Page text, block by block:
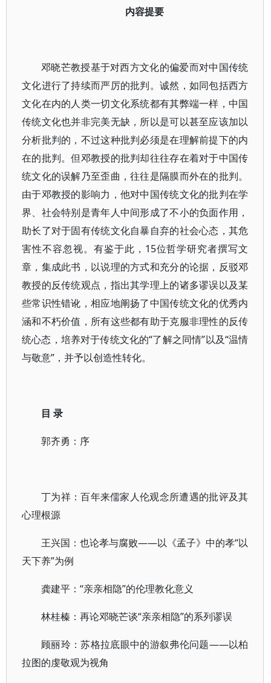
内容提要
邓晓芒教授基于对西方文化的偏爱而对中国传统
文化进行了持续而严厉的批判。诚然，如同包括西方
文化在内的人类一切文化系统都有其弊端一样，中国
传统文化也并非完美无缺，所以是可以甚至应该加以
分析批判的，不过这种批判必须是在理解前提下的内
在的批判。但邓教授的批判却往往存在着对于中国传
统文化的误解乃至歪曲，往往是隔膜而外在的批判。
由于邓教授的影响力，他对中国传统文化的批判在学
界、社会特别是青年人中间形成了不小的负面作用，
助长了对于固有传统文化自暴自弃的社会心态，其危
害性不容忽视。有鉴于此，15位哲学研究者撰写文
章，集成此书，以说理的方式和充分的论据，反驳邓
教授的反传统观点，指出其学理上的诸多谬误以及某
些常识性错讹，相应地阐扬了中国传统文化的优秀内
涵和不朽价值，所有这些都有助于克服非理性的反传
统心态，培养对于传统文化的“了解之同情”以及“温情
与敬意”，并予以创造性转化。
目 录
郭齐勇：序
丁为祥：百年来儒家人伦观念所遭遇的批评及其
心理根源
王兴国：也论孝与腐败——以《孟子》中的孝“以
天下养”为例
龚建平：“亲亲相隐”的伦理教化意义
林桂榛：再论邓晓芒谈“亲亲相隐”的系列谬误
顾丽玲：苏格拉底眼中的游叙弗伦问题——以柏
拉图的虔敬观为视角